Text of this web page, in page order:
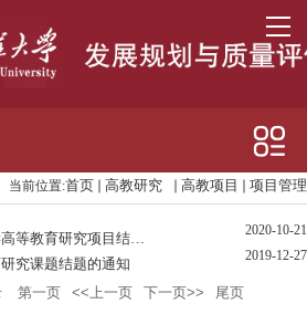
当前位置:首页 高教研究 高教项目 项目管理
关于公布2020年安徽工程大学高等教育研究项目结题验收结果的通知 2020-10-21
究课题结题的通知 2019-12-27
第一页 <<上一页 下一页>>
尾页